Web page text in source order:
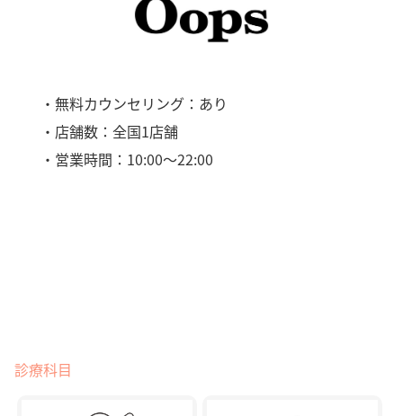
・無料カウンセリング：あり
・店舗数：全国1店舗
・営業時間：10:00～22:00
診療科目